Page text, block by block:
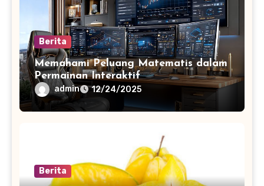
Berita
Memahami Peluang Matematis dalam
Permainan Interaktif
admin 12/24/2025
Berita